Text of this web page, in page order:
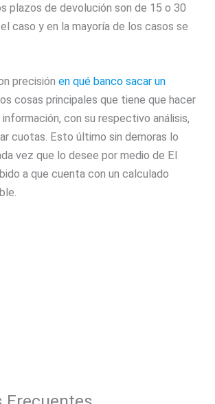
plazos de devolución son de 15 o 30
caso y en la mayoría de los casos se
precisiónen qué banco sacar un
cosas principales que tiene que hacer
con su respectivo análisis,
cuotas. Esto último sin demoras lo
vez que lo desee por medio de El
a que cuenta con un calculado